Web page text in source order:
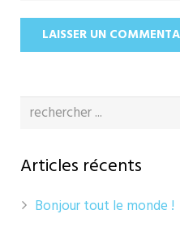
Articles récents
Bonjour tout le monde !